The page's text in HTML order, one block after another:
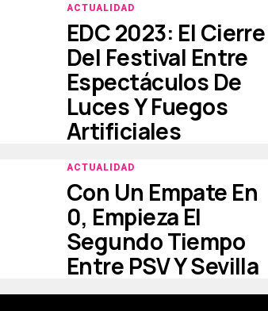
ACTUALIDAD
EDC 2023: El Cierre
Del Festival Entre
Espectáculos De
Luces Y Fuegos
Artificiales
ACTUALIDAD
Con Un Empate En
0, Empieza El
Segundo Tiempo
Entre PSV Y Sevilla